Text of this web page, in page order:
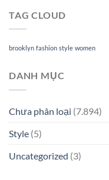
TAG CLOUD
brooklyn fashion style women
DANH MỤC
Chưa phân loại (7.894)
Style (5)
Uncategorized (3)